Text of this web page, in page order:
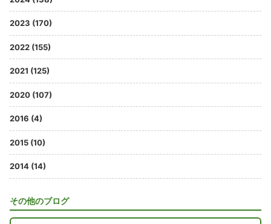
2023 (170)
2022 (155)
2021 (125)
2020 (107)
2016 (4)
2015 (10)
2014 (14)
その他のブログ